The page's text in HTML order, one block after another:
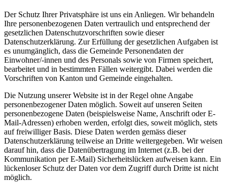
Der Schutz Ihrer Privatsphäre ist uns ein Anliegen. Wir behandeln
Ihre personenbezogenen Daten vertraulich und entsprechend der
gesetzlichen Datenschutzvorschriften sowie dieser
Datenschutzerklärung. Zur Erfüllung der gesetzlichen Aufgaben ist
es unumgänglich, dass die Gemeinde Personendaten der
Einwohner/-innen und des Personals sowie von Firmen speichert,
bearbeitet und in bestimmten Fällen weitergibt. Dabei werden die
Vorschriften von Kanton und Gemeinde eingehalten.
Die Nutzung unserer Website ist in der Regel ohne Angabe
personenbezogener Daten möglich. Soweit auf unseren Seiten
personenbezogene Daten (beispielsweise Name, Anschrift oder E-
Mail-Adressen) erhoben werden, erfolgt dies, soweit möglich, stets
auf freiwilliger Basis. Diese Daten werden gemäss dieser
Datenschutzerklärung teilweise an Dritte weitergegeben. Wir weisen
darauf hin, dass die Datenübertragung im Internet (z.B. bei der
Kommunikation per E-Mail) Sicherheitslücken aufweisen kann. Ein
lückenloser Schutz der Daten vor dem Zugriff durch Dritte ist nicht
möglich.